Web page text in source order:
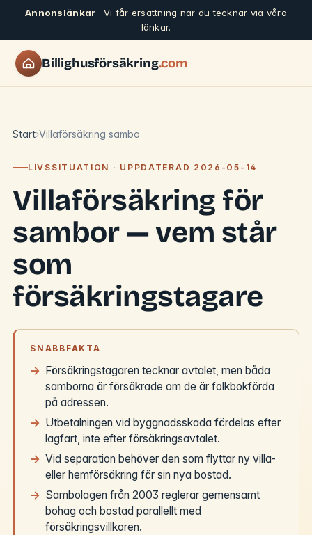
Annonslänkar · Vi får ersättning när du tecknar via våra
länkar.
Billighusförsäkring.com
Start Villaförsäkring sambo
LIVSSITUATION · UPPDATERAD 2026-05-14
Villaförsäkring för
sambor — vem står
som
försäkringstagare
SNABBFAKTA
Försäkringstagaren tecknar avtalet, men båda
samborna är försäkrade om de är folkbokförda
på adressen.
Utbetalningen vid byggnadsskada fördelas efter
lagfart, inte efter försäkringsavtalet.
Vid separation behöver den som flyttar ny villa-
eller hemförsäkring för sin nya bostad.
Sambolagen från 2003 reglerar gemensamt
bohag och bostad parallellt med
försäkringsvillkoren.